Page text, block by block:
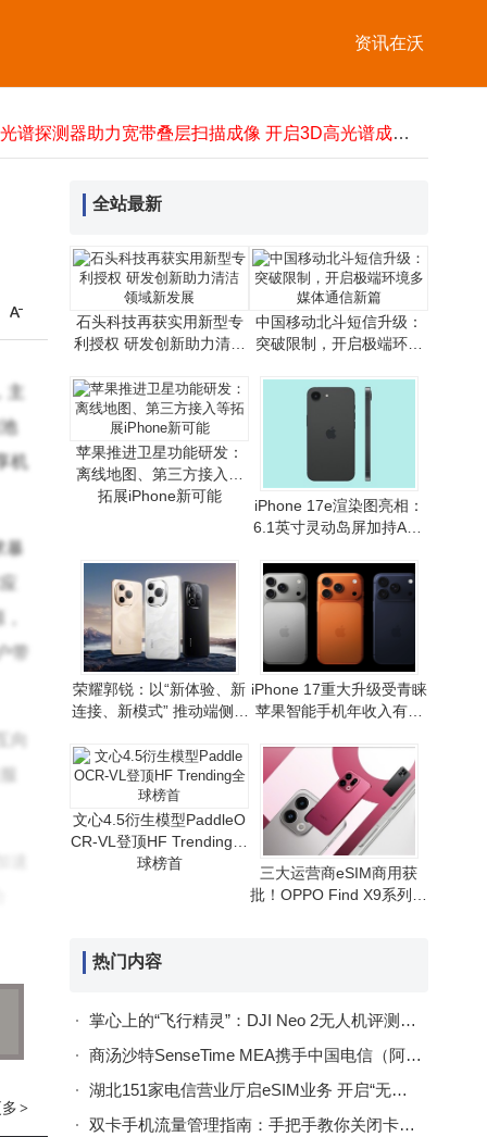
资讯在沃
桥梁位移监测仪：精准感知位移 灵活部署续航 守护桥梁安全出行
高光谱探测器助力宽带叠层扫描成像 开启3D高光谱成像新篇
中国电信携手多方完成2万公里中轨NTN在轨试验 速率达140Mbps
爱立信完成上行L4S技术测试，为5G时延敏感业务提供网络支撑
未来十年科技新图景：智能硬件跃迁、AI赋能与网络无感化变革
机
暴
能
>
全站最新
石头科技再获实用新型专
利授权 研发创新助力清洁
中国移动北斗短信升级：
突破限制，开启极端环境
苹果推进卫星功能研发：
离线地图、第三方接入等
拓展iPhone新可能
iPhone 17e渲染图亮相：
6.1英寸灵动岛屏加持A19
荣耀郭锐：以“新体验、新
连接、新模式” 推动端侧AI
iPhone 17重大升级受青睐
苹果智能手机年收入有望
文心4.5衍生模型PaddleO
CR-VL登顶HF Trending全
球榜首
三大运营商eSIM商用获
批！OPPO Find X9系列首
热门内容
掌心上的“飞行精灵”：DJI Neo 2无人机评测，开启便捷Vlog新体验
商汤沙特SenseTime MEA携手中国电信（阿联酋） 共启阿曼智慧城市与数字化转型新篇
湖北151家电信营业厅启eSIM业务 开启“无卡”通信智能新体验
双卡手机流量管理指南：手把手教你关闭卡2流量，轻松掌控网络使用